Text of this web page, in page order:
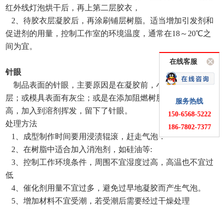
红外线灯泡烘干后，再上第二层胶衣，
2、待胶衣层凝胶后，再涂刷铺层树脂。适当增加引发剂和
促进剂的用量，控制工作室的环境温度，通常在18～20℃之
间为宜。
针眼
制品表面的针眼，主要原因是在凝胶前，小气泡进入胶衣
层；或模具表面有灰尘；或是在添加阻燃树脂时，因粘度过
高，加入到溶剂挥发，留下了针眼。
处理方法
1、成型制作时间要用浸渍辊滚，赶走气泡：
2、在树脂中适合加入消泡剂，如硅油等:
3、控制工作环境条件，周围不宜湿度过高，高温也不宜过
低
4、催化剂用量不宜过多，避免过早地凝胶而产生气泡。
5、增加材料不宜受潮，若受潮后需要经过干燥处理
在线客服
服务热线
150-6568-5222
186-7802-7377